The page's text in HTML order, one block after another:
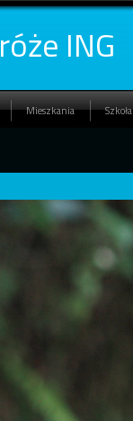
ING
Mieszkania Szkoła